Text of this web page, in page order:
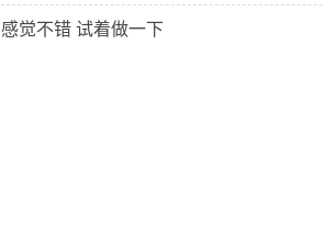
感觉不错 试着做一下